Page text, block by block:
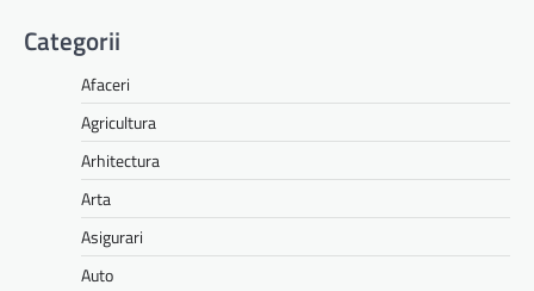
Categorii
Afaceri
Agricultura
Arhitectura
Arta
Asigurari
Auto